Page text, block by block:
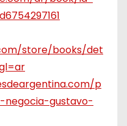
store/books/det
p
gustavo-